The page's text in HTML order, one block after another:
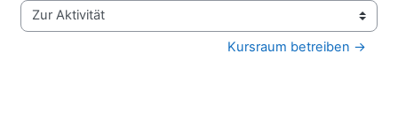
Zur Aktivität
Kursraum betreiben →